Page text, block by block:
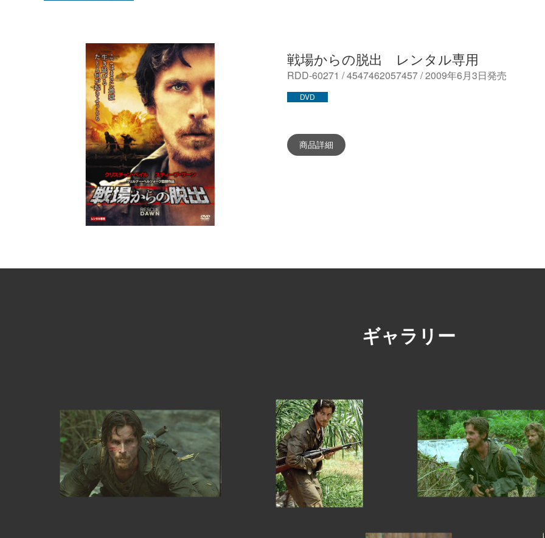
戦場からの脱出 レンタル専用
RDD-60271 / 4547462057457 / 2009年6月3日発売
DVD
商品詳細
ギャラリー